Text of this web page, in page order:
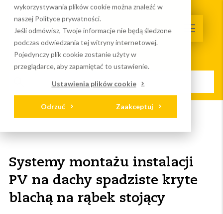
wykorzystywania plików cookie można znaleźć w
naszej Polityce prywatności.
Jeśli odmówisz, Twoje informacje nie będą śledzone
podczas odwiedzania tej witryny internetowej.
Pojedynczy plik cookie zostanie użyty w
przeglądarce, aby zapamiętać to ustawienie.
Ustawienia plików cookie
Zaakceptuj
Odrzuć
Systemy montażu instalacji
PV na dachy spadziste kryte
blachą na rąbek stojący